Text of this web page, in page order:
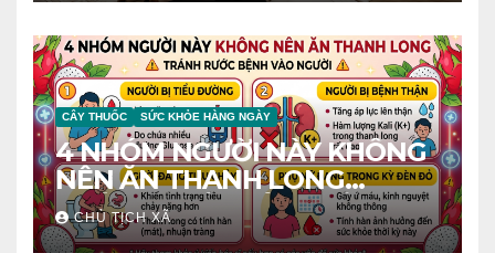
CÂY THUỐC SỨC KHỎE HÀNG NGÀY
4 NHÓM NGƯỜI NÀY KHÔNG
NÊN ĂN THANH LONG
TRÁNH RƯỚC BỆNH VÀO
NGƯỜI
CHỦ TỊCH XÃ